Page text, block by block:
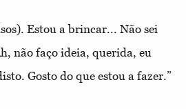
Estou a brincar... Não sei
não faço ideia, querida, eu
Gosto do que estou a fazer.”